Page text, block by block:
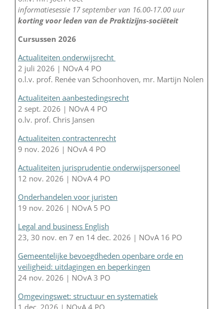
informatiesessie 17 september van 16.00-17.00 uur
korting voor leden van de Praktizijns-sociëteit
Cursussen 2026
Actualiteiten onderwijsrecht
2 juli 2026 | NOvA 4 PO
o.l.v. prof. Renée van Schoonhoven, mr. Martijn Nolen
Actualiteiten aanbestedingsrecht
2 sept. 2026 | NOvA 4 PO
o.lv. prof. Chris Jansen
Actualiteiten contractenrecht
9 nov. 2026 | NOvA 4 PO
Actualiteiten jurisprudentie onderwijspersoneel
12 nov. 2026 | NOvA 4 PO
Onderhandelen voor juristen
19 nov. 2026 | NOvA 5 PO
Legal and business English
23, 30 nov. en 7 en 14 dec. 2026 | NOvA 16 PO
Gemeentelijke bevoegdheden openbare orde en
veiligheid: uitdagingen en beperkingen
24 nov. 2026 | NOvA 3 PO
Omgevingswet: structuur en systematiek
1 dec. 2026 | NOvA 4 PO